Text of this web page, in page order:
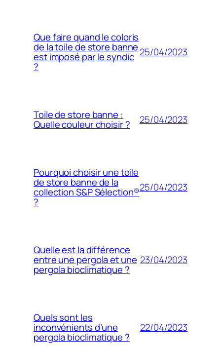
Que faire quand le coloris
de la toile de store banne
est imposé par le syndic
?
25/04/2023
Toile de store banne :
Quelle couleur choisir ? 25/04/2023
Pourquoi choisir une toile
de store banne de la
collection S&P Sélection®
?
25/04/2023
Quelle est la différence
entre une pergola et une
pergola bioclimatique ?
23/04/2023
Quels sont les
inconvénients d’une
pergola bioclimatique ?
22/04/2023